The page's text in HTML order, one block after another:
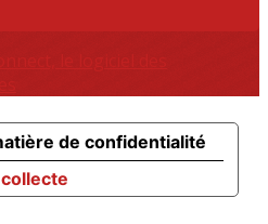
le logiciel des
de confidentialité